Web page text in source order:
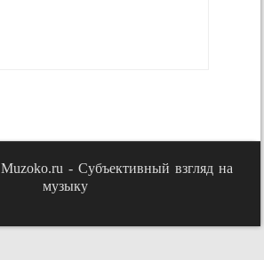
Muzoko.ru - Субъективный взгляд на
музыку